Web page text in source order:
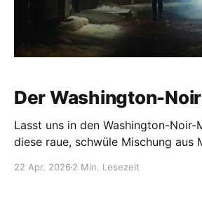
Der Washington-Noir
Lasst uns in den Washington-Noir-
diese raue, schwüle Mischung aus
dass die Stadt selbst mitspielt. Washington D.C. hat
22 Apr. 2026 2 Min. Lesezeit